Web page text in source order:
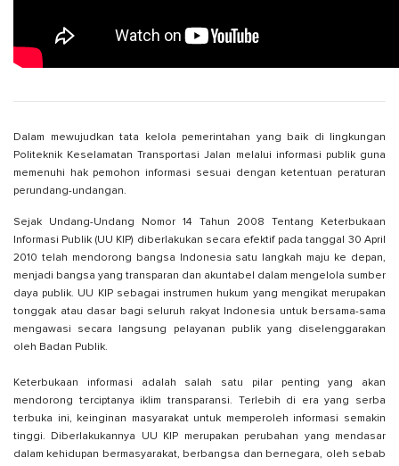
Dalam mewujudkan tata kelola pemerintahan yang baik di lingkungan
Politeknik Keselamatan Transportasi Jalan melalui informasi publik guna
memenuhi hak pemohon informasi sesuai dengan ketentuan peraturan
perundang-undangan.
Sejak Undang-Undang Nomor 14 Tahun 2008 Tentang Keterbukaan
Informasi Publik (UU KIP) diberlakukan secara efektif pada tanggal 30 April
2010 telah mendorong bangsa Indonesia satu langkah maju ke depan,
menjadi bangsa yang transparan dan akuntabel dalam mengelola sumber
daya publik. UU KIP sebagai instrumen hukum yang mengikat merupakan
tonggak atau dasar bagi seluruh rakyat Indonesia untuk bersama-sama
mengawasi secara langsung pelayanan publik yang diselenggarakan
oleh Badan Publik.
Keterbukaan informasi adalah salah satu pilar penting yang akan
mendorong terciptanya iklim transparansi. Terlebih di era yang serba
terbuka ini, keinginan masyarakat untuk memperoleh informasi semakin
tinggi. Diberlakukannya UU KIP merupakan perubahan yang mendasar
dalam kehidupan bermasyarakat, berbangsa dan bernegara, oleh sebab